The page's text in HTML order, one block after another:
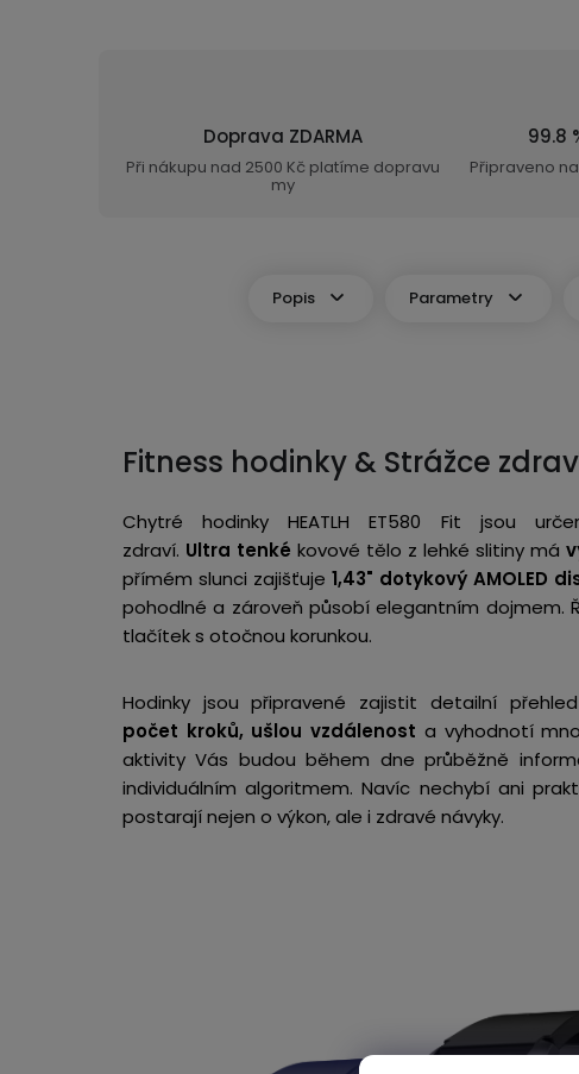
Doprava ZDARMA
Při nákupu nad 2500 Kč platíme dopravu
my
99.8
Připraveno
Popis Parametry
Fitness hodinky & Strážce
Chytré hodinky HEATLH ET580 Fit jsou
zdraví. Ultra tenké kovové tělo z lehké slitiny má
přímém slunci zajišťuje1,43" dotykový AMOLED
pohodlné a zároveň působí elegantním dojmem.
tlačítek s otočnou korunkou.
Hodinky jsou připravené zajistit detailní
počet kroků, ušlou vzdálenost a vyhodnotí
aktivity Vás budou během dne průběžně
individuálním algoritmem. Navíc nechybí ani
postarají nejen o výkon, ale i zdravé návyky.